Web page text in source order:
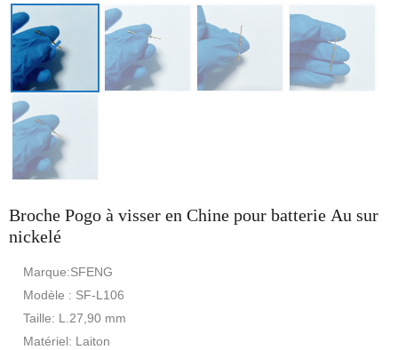
Broche Pogo à visser en Chine pour batterie Au sur
nickelé
Marque:SFENG
Modèle : SF-L106
Taille: L.27,90 mm
Matériel: Laiton